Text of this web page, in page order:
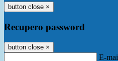
button close ×
Recupero password
button close ×
E-